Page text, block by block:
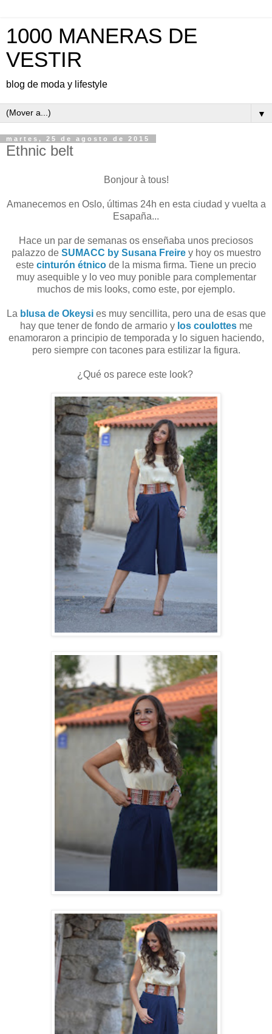
1000 MANERAS DE
VESTIR
blog de moda y lifestyle
▼
martes, 25 de agosto de 2015
Ethnic belt
Bonjour à tous!
Amanecemos en Oslo, últimas 24h en esta ciudad y vuelta a
Esapaña...
Hace un par de semanas os enseñaba unos preciosos
palazzo de SUMACC by Susana Freirey hoy os muestro
este cinturón étnico de la misma firma. Tiene un precio
muy asequible y lo veo muy ponible para complementar
muchos de mis looks, como este, por ejemplo.
La blusa de Okeysi es muy sencillita, pero una de esas que
hay que tener de fondo de armario y los coulottesme
enamoraron a principio de temporada y lo siguen haciendo,
pero siempre con tacones para estilizar la figura.
¿Qué os parece este look?